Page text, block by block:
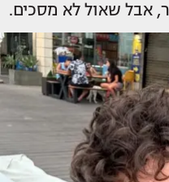
אבל שאול לא מסכים.